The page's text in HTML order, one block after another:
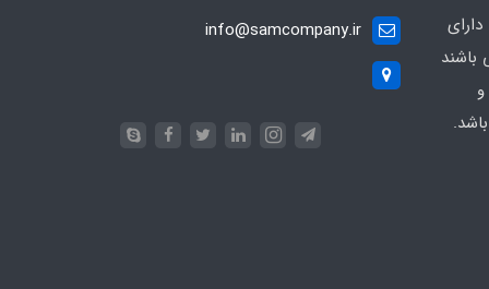
باشند
info@samcompany.ir